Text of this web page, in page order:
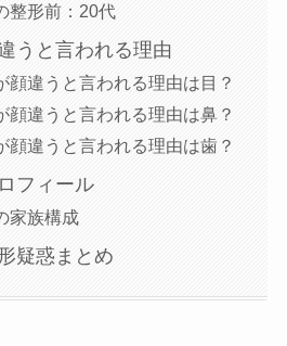
整形前：20代
うと言われる理由
顔違うと言われる理由は目？
顔違うと言われる理由は鼻？
顔違うと言われる理由は歯？
フィール
家族構成
疑惑まとめ